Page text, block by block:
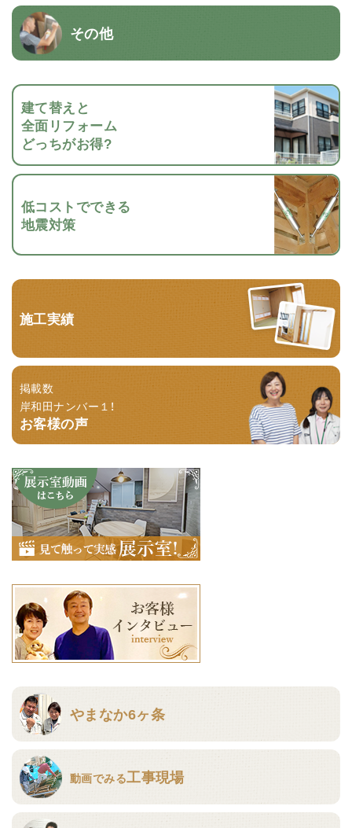
その他
建て替えと
全面リフォーム
どっちがお得?
低コストでできる
地震対策
施工実績
掲載数
岸和田ナンバー１！
お客様の声
やまなか6ヶ条
動画でみる工事現場